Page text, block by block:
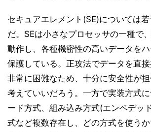
セキュアエレメント(SE)については
だ。SEは小さなプロセッサの一種で
動作し、各種機密性の高いデータを
保護している。正攻法でデータを直
非常に困難なため、十分に安全性が
考えていいだろう。一方で実装方式
ード方式、組み込み方式(エンベデッ
式など複数存在し、どの方式を使う